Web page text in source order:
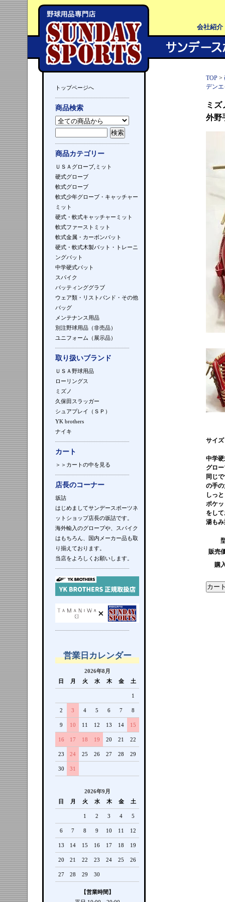
会社紹介
トップページへ
商品検索
商品カテゴリー
ＵＳＡグローブ,ミット
硬式グローブ
軟式グローブ
軟式少年グローブ・キャッチャー
ミット
硬式・軟式キャッチャーミット
軟式ファーストミット
軟式金属・カーボンバット
硬式・軟式木製バット・トレーニ
ングバット
中学硬式バット
スパイク
バッティンググラブ
ウェア類・リストバンド・その他
バッグ
メンテナンス用品
別注野球用品（非売品）
ユニフォーム（展示品）
取り扱いブランド
ＵＳＡ野球用品
ローリングス
ミズノ
久保田スラッガー
シュアプレイ（ＳＰ）
YK brothers
ナイキ
カート
＞＞カートの中を見る
店長のコーナー
坂詰
はじめましてサンデースポーツネ
ットショップ店長の坂詰です。
海外輸入のグローブや、スパイク
はもちろん、国内メーカー品も取
り揃えております。
当店をよろしくお願いします。
営業日カレンダー
2026年8月
日
月 火 水 木 金 土
1
2 3 4 5 6 7 8
9 10 11 12 13 14 15
16 17 18 19 20 21 22
23 24 25 26 27 28 29
30 31
2026年9月
日
月 火 水 木 金 土
1 2 3 4 5
6 7 8 9 10 11 12
13 14 15 16 17 18 19
20 21 22 23 24 25 26
27 28 29 30
【営業時間】
TOP >
デン
ミ
外野
サイ
中学
グロ
同じ
の手
しっ
ポケ
をし
湯も
販売
購